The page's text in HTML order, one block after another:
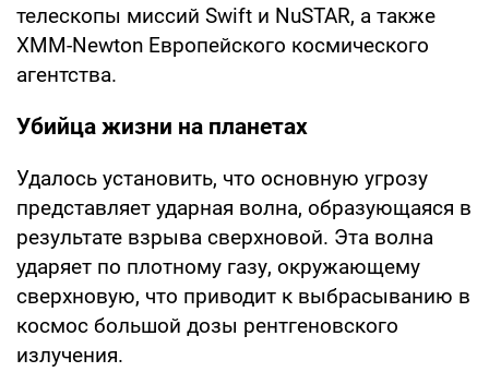
телескопы миссий Swift и NuSTAR, а также
XMM-Newton Европейского космического
агентства.
Убийца жизни на планетах
Удалось установить, что основную угрозу
представляет ударная волна, образующаяся в
результате взрыва сверхновой. Эта волна
ударяет по плотному газу, окружающему
сверхновую, что приводит к выбрасыванию в
космос большой дозы рентгеновского
излучения.